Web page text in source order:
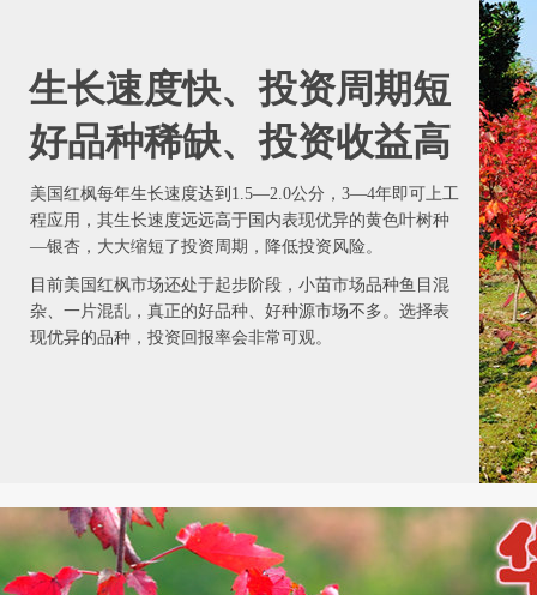
生长速度快、投资周期短
好品种稀缺、投资收益高
美国红枫每年生长速度达到1.5—2.0公分，3—4年即可上工
程应用，其生长速度远远高于国内表现优异的黄色叶树种
—银杏，大大缩短了投资周期，降低投资风险。
目前美国红枫市场还处于起步阶段，小苗市场品种鱼目混
杂、一片混乱，真正的好品种、好种源市场不多。选择表
现优异的品种，投资回报率会非常可观。